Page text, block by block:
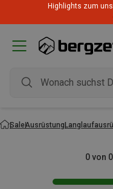
Highlights zum
SaleAusrüstung
0 von